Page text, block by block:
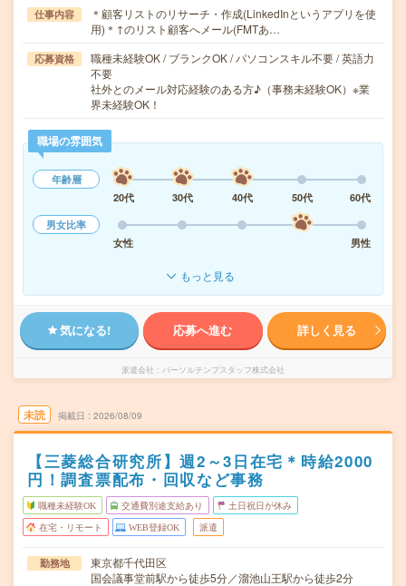
仕事内容
＊顧客リストのリサーチ・作成(LinkedInというアプリを使
用)＊↑のリスト顧客へメール(FMTあ…
応募資格
職種未経験OK / ブランクOK / パソコンスキル不要 / 英語力
不要
社外とのメール対応経験のある方♪（事務未経験OK）※業
界未経験OK！
職場の雰囲気
年齢層
20代
30代 40代 50代
60代
男女比率
女性
男性
もっと見る
気になる! 応募へ進む 詳しく見る
派遣会社 パーソルテンプスタッフ株式会社
未読 掲載日 2026/08/09
【三菱総合研究所】週2～3日在宅＊時給2000
円！調査票配布・回収など事務
職種未経験OK 交通費別途支給あり 土日祝日が休み
在宅・リモート WEB登録OK 派遣
勤務地
東京都千代田区
国会議事堂前駅から徒歩5分／溜池山王駅から徒歩2分